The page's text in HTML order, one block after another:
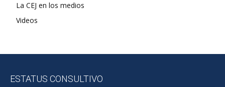
La CEJ en los medios
Videos
ESTATUS CONSULTIVO